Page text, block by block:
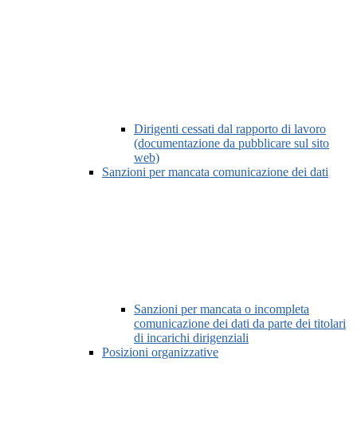
Dirigenti cessati dal rapporto di lavoro
(documentazione da pubblicare sul sito
web)
Sanzioni per mancata comunicazione dei dati
Sanzioni per mancata o incompleta
comunicazione dei dati da parte dei titolari
di incarichi dirigenziali
Posizioni organizzative